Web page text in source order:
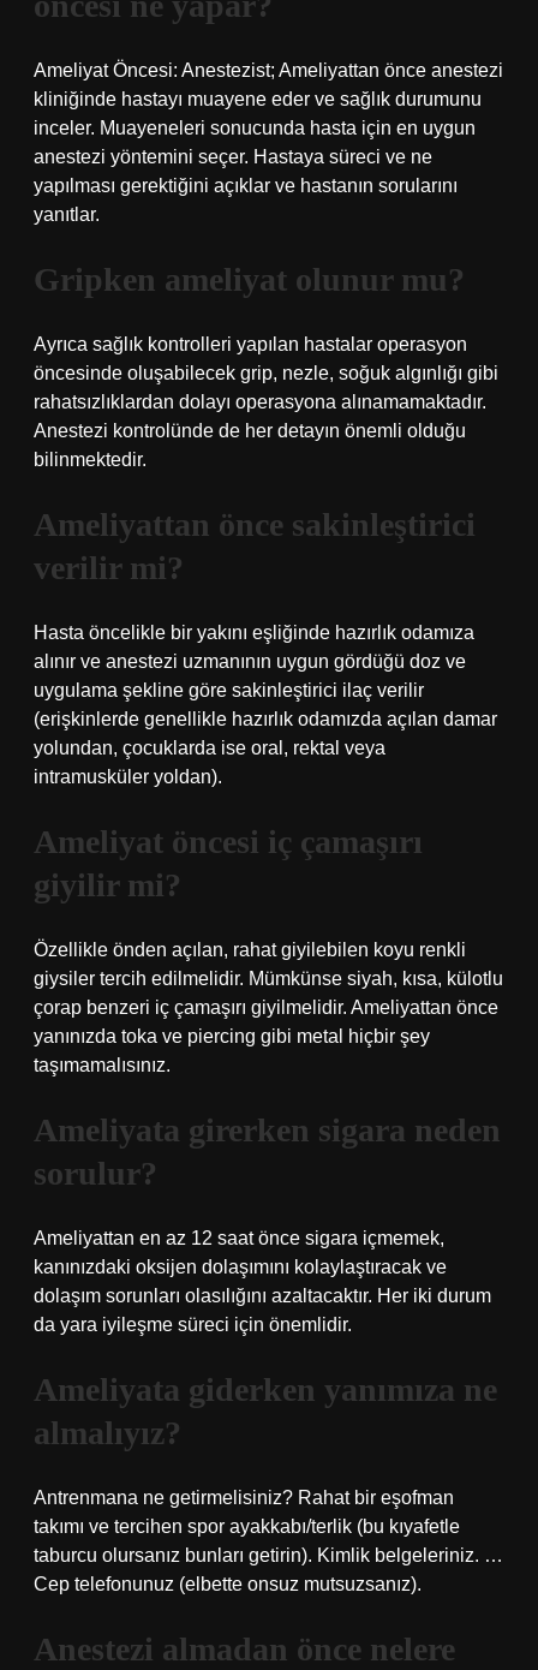
Ameliyat Öncesi: Anestezist; Ameliyattan önce anestezi
kliniğinde hastayı muayene eder ve sağlık durumunu
inceler. Muayeneleri sonucunda hasta için en uygun
anestezi yöntemini seçer. Hastaya süreci ve ne
yapılması gerektiğini açıklar ve hastanın sorularını
yanıtlar.
Gripken ameliyat olunur mu?
Ayrıca sağlık kontrolleri yapılan hastalar operasyon
öncesinde oluşabilecek grip, nezle, soğuk algınlığı gibi
rahatsızlıklardan dolayı operasyona alınamamaktadır.
Anestezi kontrolünde de her detayın önemli olduğu
bilinmektedir.
Ameliyattan önce sakinleştirici
verilir mi?
Hasta öncelikle bir yakını eşliğinde hazırlık odamıza
alınır ve anestezi uzmanının uygun gördüğü doz ve
uygulama şekline göre sakinleştirici ilaç verilir
(erişkinlerde genellikle hazırlık odamızda açılan damar
yolundan, çocuklarda ise oral, rektal veya
intramusküler yoldan).
Ameliyat öncesi iç çamaşırı
giyilir mi?
Özellikle önden açılan, rahat giyilebilen koyu renkli
giysiler tercih edilmelidir. Mümkünse siyah, kısa, külotlu
çorap benzeri iç çamaşırı giyilmelidir. Ameliyattan önce
yanınızda toka ve piercing gibi metal hiçbir şey
taşımamalısınız.
Ameliyata girerken sigara neden
sorulur?
Ameliyattan en az 12 saat önce sigara içmemek,
kanınızdaki oksijen dolaşımını kolaylaştıracak ve
dolaşım sorunları olasılığını azaltacaktır. Her iki durum
da yara iyileşme süreci için önemlidir.
Ameliyata giderken yanımıza ne
almalıyız?
Antrenmana ne getirmelisiniz? Rahat bir eşofman
takımı ve tercihen spor ayakkabı/terlik (bu kıyafetle
taburcu olursanız bunları getirin). Kimlik belgeleriniz. …
Cep telefonunuz (elbette onsuz mutsuzsanız).
Anestezi almadan önce nelere